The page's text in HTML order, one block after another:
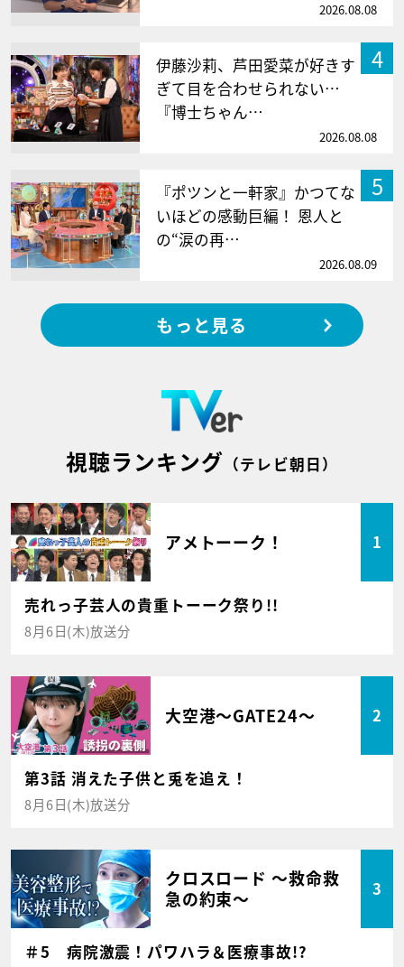
2026.08.08
4
伊藤沙莉、芦田愛菜が好きす
ぎて目を合わせられない…
『博士ちゃん…
2026.08.08
5
『ポツンと一軒家』かつてな
いほどの感動巨編！ 恩人と
の“涙の再…
2026.08.09
もっと見る
視聴ランキング （テレビ朝日）
アメトーーク！ 1
売れっ子芸人の貴重トーーク祭り!!
8月6日(木)放送分
大空港～GATE24～ 2
第3話 消えた子供と兎を追え！
8月6日(木)放送分
クロスロード ～救命救
急の約束～
3
＃5 病院激震！パワハラ＆医療事故!?